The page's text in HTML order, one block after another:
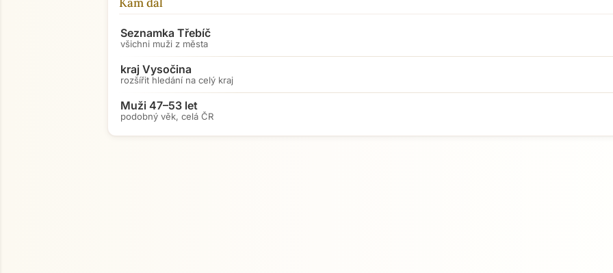
Seznamka Třebíč
všichni muži z města
kraj Vysočina
rozšířit hledání na celý kraj
Muži 47–53 let
podobný věk, celá ČR